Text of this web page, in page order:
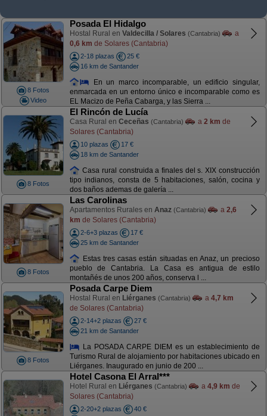
8 Fotos
Video
Posada El Hidalgo
Hostal Rural en Valdecilla / Solares (Cantabria)
a
0,6 km de Solares (Cantabria)
2-18 plazas
25 €
16 km de Santander
En un marco incomparable, un edificio singular,
enmarcada en un entorno único e incomparable como es
EL Macizo de Peña Cabarga, y las Sierra ...
8 Fotos
El Rincón de Lucía
Casa Rural en Ceceñas (Cantabria) a 2 km de
Solares (Cantabria)
10 plazas
17 €
18 km de Santander
Casa rural construida a finales del s. XIX construcción
tipo indianos, consta de 5 habitaciones, salón, cocina y
dos baños ademas de galería ...
8 Fotos
Las Carolinas
Apartamentos Rurales en Anaz (Cantabria) a 2,6
km de Solares (Cantabria)
2-6+3 plazas
17 €
25 km de Santander
Estas tres casas están situadas en Anaz, un precioso
pueblo de Cantabria. La Casa es antigua de estilo
montañés de unos 200 años, conserva l ...
8 Fotos
Posada Carpe Diem
Hostal Rural en Liérganes (Cantabria) a 4,7 km
de Solares (Cantabria)
2-14+2 plazas
27 €
21 km de Santander
La POSADA CARPE DIEM es un establecimiento de
Turismo Rural de alojamiento por habitaciones ubicado en
Liérganes. Inaugurado en junio de 200 ...
Hotel Casona El Arral***
Hotel Rural en Liérganes (Cantabria) a 4,9 km de
Solares (Cantabria)
2-20+2 plazas
40 €